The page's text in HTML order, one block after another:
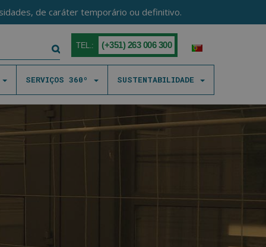
de caráter temporário ou definitivo.
TEL.: (+351) 263 006 300
SERVIÇOS 360º SUSTENTABILIDADE